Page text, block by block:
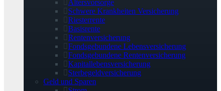
Altersvorsorge
Schwere Krankheiten Versicherung
Riesterrente
Basisrente
Rentenversicherung
Fondsgebundene Lebensversicherung
Fondsgebundene Rentenversicherung
Kapitallebensversicherung
Sterbegeldversicherung
Geld und Sparen